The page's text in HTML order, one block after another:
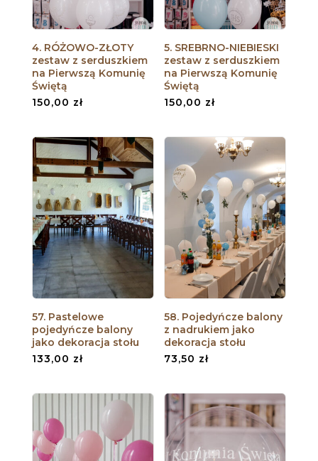
4. RÓŻOWO-ZŁOTY
zestaw z serduszkiem
na Pierwszą Komunię
Świętą
150,00 zł
5. SREBRNO-NIEBIESKI
zestaw z serduszkiem
na Pierwszą Komunię
Świętą
150,00 zł
57. Pastelowe
pojedyńcze balony
jako dekoracja stołu
133,00 zł
58. Pojedyńcze balony
z nadrukiem jako
dekoracja stołu
73,50 zł